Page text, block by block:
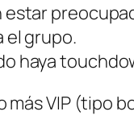
estar
el grupo.
haya
más VIP (tipo